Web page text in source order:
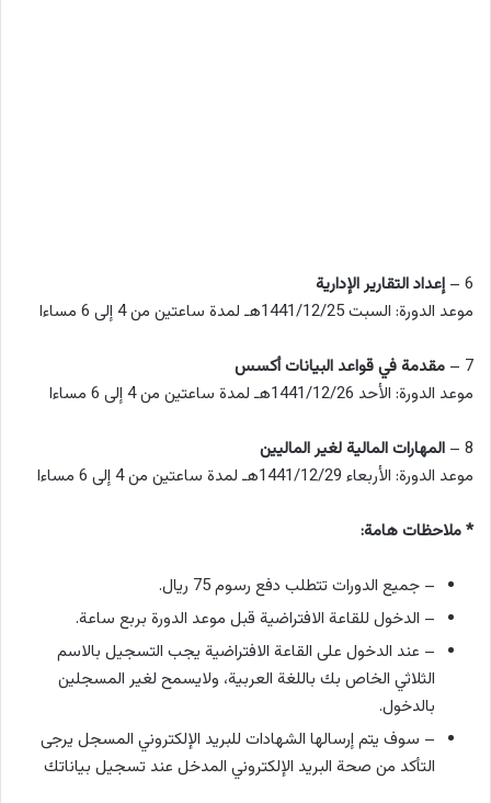
6 –
إعداد التقارير الإدارية
موعد الدورة: السبت 1441/12/25هـ لمدة ساعتين من 4 إلى 6 مساءا
7 –
مقدمة في قواعد البيانات أكسس
موعد الدورة: الأحد 1441/12/26هـ لمدة ساعتين من 4 إلى 6 مساءا
8 –
المهارات المالية لغير الماليين
موعد الدورة: الأربعاء 1441/12/29هـ لمدة ساعتين من 4 إلى 6 مساءا
* ملاحظات هامة:
– جميع الدورات تتطلب دفع رسوم 75 ريال.
– الدخول للقاعة الافتراضية قبل موعد الدورة بربع ساعة.
– عند الدخول على القاعة الافتراضية يجب التسجيل بالاسم
الثلاثي الخاص بك باللغة العربية، ولايسمح لغير المسجلين
بالدخول.
– سوف يتم إرسالها الشهادات للبريد الإلكتروني المسجل يرجى
التأكد من صحة البريد الإلكتروني المدخل عند تسجيل بياناتك